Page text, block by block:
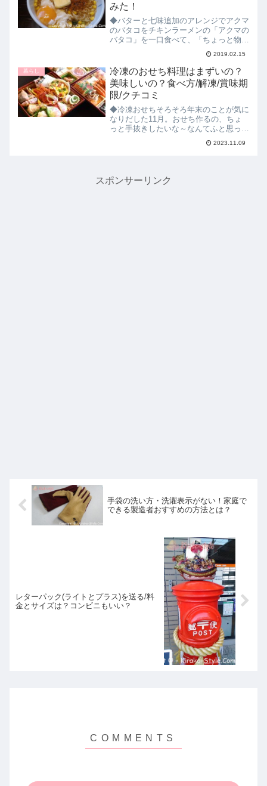
みた！
◆バターと七味追加のアレンジでアクマ
のバタコをチキンラーメンの「アクマの
バタコ」を一口食べて、「ちょっと物足
りない」とバターと七味を追加した息
子。できたてのふたを開けたら、ふんわ
りとバターの香ばしい匂いがしてきたの
に。そのままで食べるのと、...
2019.02.15
暮らし
冷凍のおせち料理はまずいの？
美味しいの？食べ方/解凍/賞味期
限/クチコミ
◆冷凍おせちそろそろ年末のことが気に
なりだした11月。おせち作るの、ちょ
っと手抜きしたいな～なんてふと思って
しまいました。通販や宅配お節があるの
は知っているけど、冷凍おせちって実際
2023.11.09
スポンサーリンク
手袋の洗い方・洗濯表示がない！家庭で
できる製造者おすすめの方法とは？
レターパック(ライトとプラス)を送る/料
金とサイズは？コンビニもいい？